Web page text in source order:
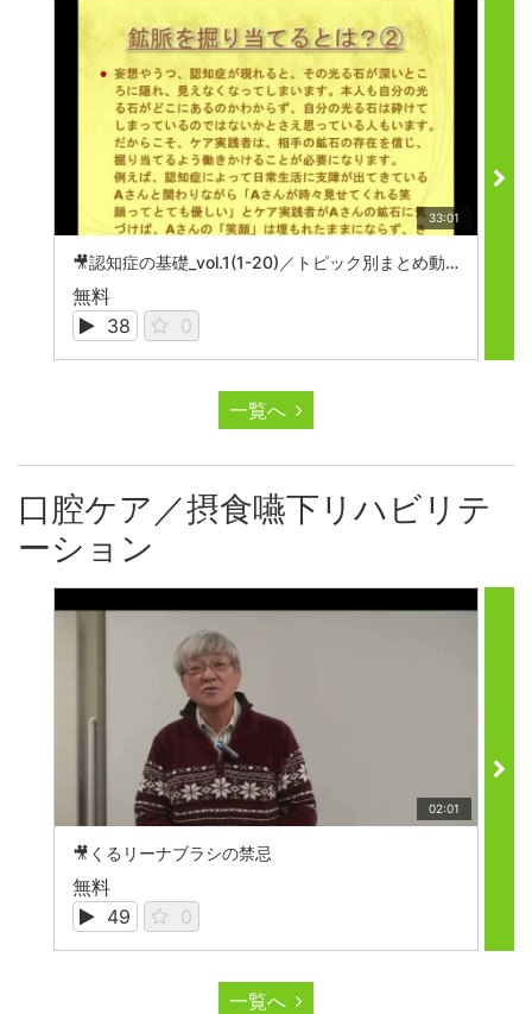
33:01
🎥認知症の基礎_vol.1(1-20)／トピック別まとめ動画
無料
38
0
一覧へ
口腔ケア／摂食嚥下リハビリテ
ーション
02:01
🎥くるリーナブラシの禁忌
無料
49
0
一覧へ